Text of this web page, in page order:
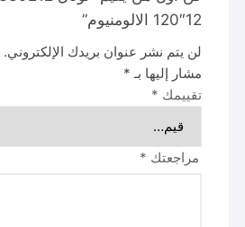
12″120 الالومنيوم”
لن يتم نشر عنوان بريدك الإلكتروني.
مشار إليها بـ *
تقييمك *
مراجعتك *